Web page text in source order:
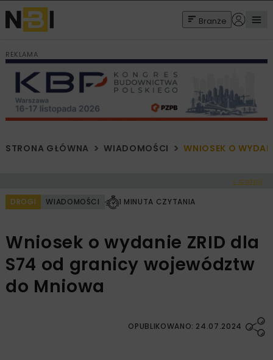
Branże
REKLAMA
STRONA GŁÓWNA WIADOMOŚCI WNIOSEK O
< Cofnij
DROGI WIADOMOŚCI 1 MINUTA CZYTANIA
Wniosek o wydanie ZRID dla
S74 od granicy województw
do Mniowa
OPUBLIKOWANO: 24.07.2024